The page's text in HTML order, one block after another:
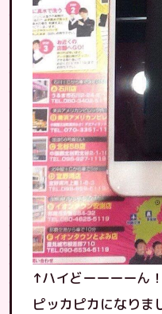
↑ハイどーーーー
ピッカピカになりま